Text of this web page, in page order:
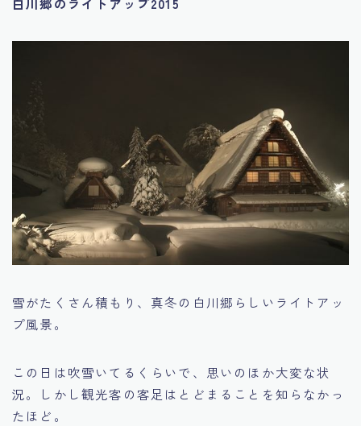
雪がたくさん積もり、真冬の白川郷らしいライトアッ
プ風景。
この日は吹雪いてるくらいで、思いのほか大変な状
況。しかし観光客の客足はとどまることを知らなかっ
たほど。